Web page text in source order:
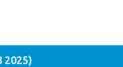
2025)